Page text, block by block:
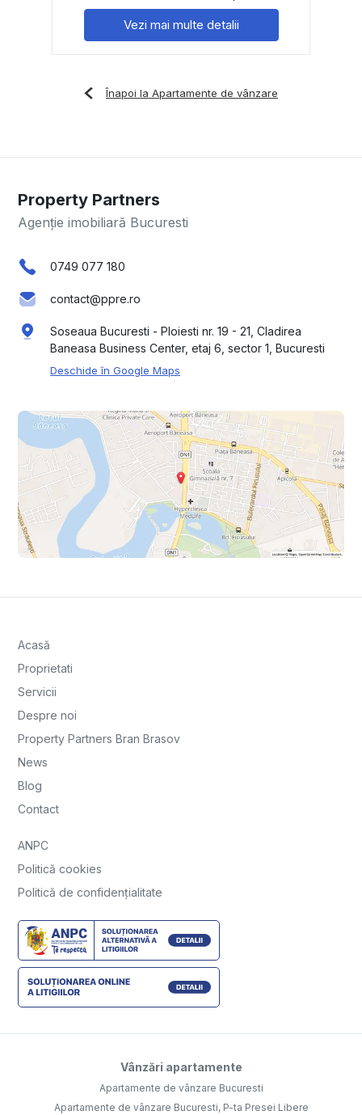
Vezi mai multe detalii
Înapoi la Apartamente de vânzare
Property Partners
Agenție imobiliară Bucuresti
0749 077 180
contact@ppre.ro
Soseaua Bucuresti - Ploiesti nr. 19 - 21, Cladirea
Baneasa Business Center, etaj 6, sector 1, Bucuresti
Deschide în Google Maps
Acasă
Proprietati
Servicii
Despre noi
Property Partners Bran Brasov
News
Blog
Contact
ANPC
Politică cookies
Politică de confidențialitate
Vânzări apartamente
Apartamente de vânzare Bucuresti
Apartamente de vânzare Bucuresti, P-ta Presei Libere